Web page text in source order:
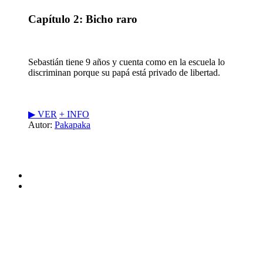
Capítulo 2: Bicho raro
Sebastián tiene 9 años y cuenta como en la escuela lo
discriminan porque su papá está privado de libertad.
▶︎ VER + INFO
Autor: Pakapaka